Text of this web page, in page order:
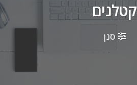
קטלנים
סנן